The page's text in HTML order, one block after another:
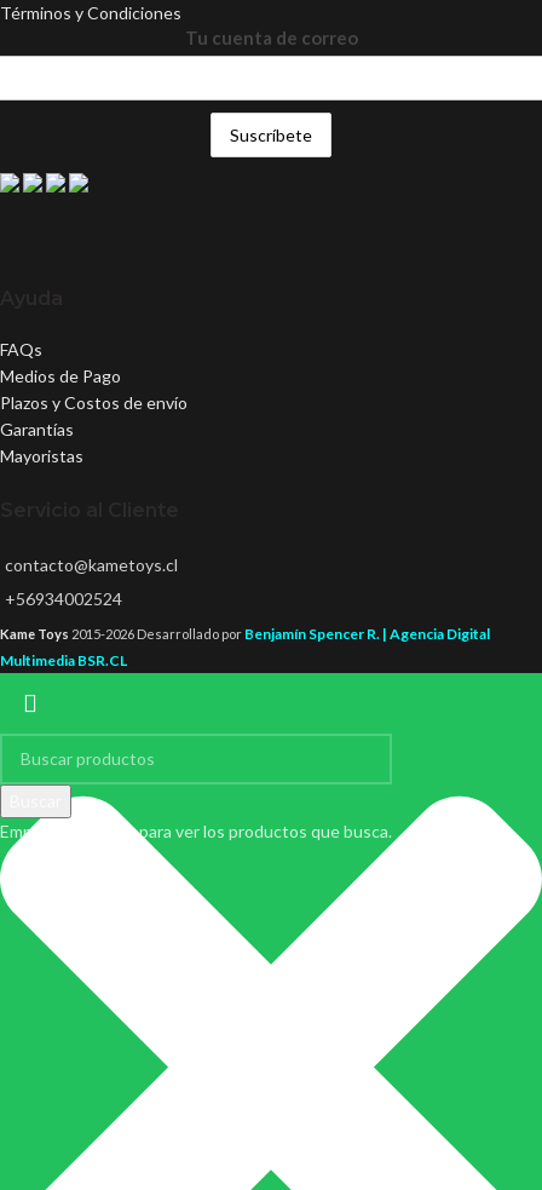
Términos y Condiciones
Tu cuenta de correo
FAQs
Medios de Pago
Plazos y Costos de envío
Garantías
Mayoristas
contacto@kametoys.cl
+56934002524
Kame Toys 2015-2026 Desarrollado por Benjamín Spencer R. | Agencia Digital
Multimedia BSR.CL
Empiece a escribir para ver los productos que busca.